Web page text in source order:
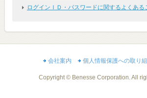
ログインＩＤ・パスワードに関するよくある
会社案内 個人情報保護への取り
Copyright © Benesse Corporation. All